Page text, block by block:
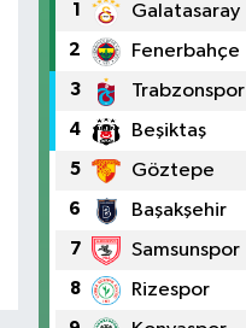
1 Galatasaray
2 Fenerbahçe
3 Trabzonspor
4 Beşiktaş
5 Göztepe
6 Başakşehir
7 Samsunspor
8 Rizespor